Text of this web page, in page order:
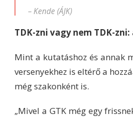
– Kende (ÁJK)
TDK-zni vagy nem TDK-
Mint a kutatáshoz és annak
versenyekhez is eltérő a
még szakonként is.
„Mivel a GTK még egy